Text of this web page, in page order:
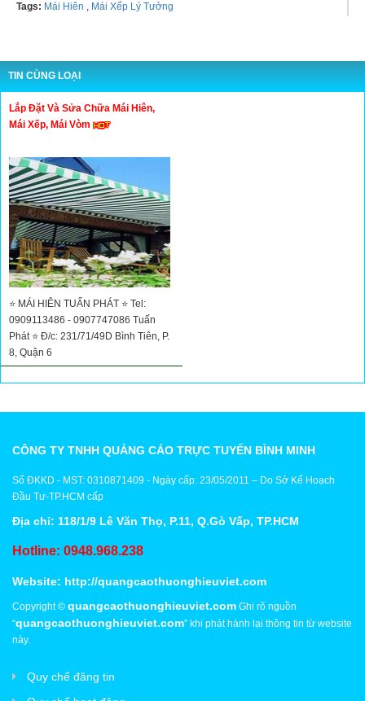
Tags: Mái Hiên , Mái Xếp Lý Tưởng
TIN CÙNG LOẠI
Lắp Đặt Và Sửa Chữa Mái Hiên,
Mái Xếp, Mái Vòm
⭐ MÁI HIÊN TUẤN PHÁT ⭐ Tel:
0909113486 - 0907747086 Tuấn
Phát ⭐ Đ/c: 231/71/49D Bình Tiên, P.
8, Quận 6
CÔNG TY TNHH QUẢNG CÁO TRỰC TUYẾN BÌNH MINH
Số ĐKKD - MST: 0310871409 - Ngày cấp: 23/05/2011 – Do Sở Kế Hoạch
Đầu Tư-TP.HCM cấp
Địa chỉ: 118/1/9 Lê Văn Thọ, P.11, Q.Gò Vấp, TP.HCM
Hotline: 0948.968.238
Website: http://quangcaothuonghieuviet.com
Copyright © quangcaothuonghieuviet.com Ghi rõ nguồn
“quangcaothuonghieuviet.com” khi phát hành lại thông tin từ website
này.
Quy chế đăng tin